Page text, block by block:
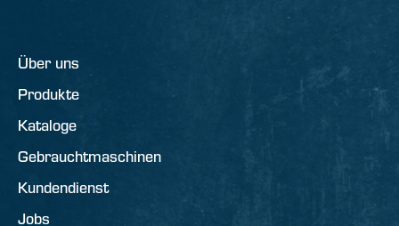
Über uns
Produkte
Kataloge
Gebrauchtmaschinen
Kundendienst
Jobs